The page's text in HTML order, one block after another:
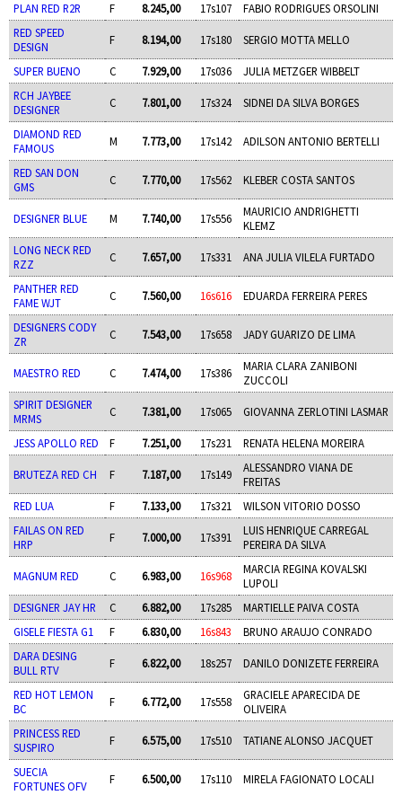
PLAN RED R2R F 8.245,00 17s107
FABIO RODRIGUES ORSOLINI
RED SPEED
DESIGN
F 8.194,00 17s180 SERGIO MOTTA MELLO
SUPER BUENO C 7.929,00 17s036
JULIA METZGER WIBBELT
RCH JAYBEE
DESIGNER
C 7.801,00 17s324 SIDNEI DA SILVA BORGES
DIAMOND RED
FAMOUS
M 7.773,00 17s142 ADILSON ANTONIO BERTELLI
RED SAN DON
GMS
C 7.770,00 17s562 KLEBER COSTA SANTOS
DESIGNER BLUE M 7.740,00 17s556
MAURICIO ANDRIGHETTI
KLEMZ
LONG NECK RED
RZZ
C 7.657,00 17s331 ANA JULIA VILELA FURTADO
PANTHER RED
FAME WJT
C 7.560,00 16s616 EDUARDA FERREIRA PERES
DESIGNERS CODY
ZR
C 7.543,00 17s658 JADY GUARIZO DE LIMA
MAESTRO RED C 7.474,00 17s386
MARIA CLARA ZANIBONI
ZUCCOLI
SPIRIT DESIGNER
MRMS
C 7.381,00 17s065 GIOVANNA ZERLOTINI LASMAR
JESS APOLLO RED F 7.251,00 17s231 RENATA HELENA MOREIRA
BRUTEZA RED CH F 7.187,00 17s149
ALESSANDRO VIANA DE
FREITAS
RED LUA
F 7.133,00 17s321
WILSON VITORIO DOSSO
FAILAS ON RED
HRP
F 7.000,00 17s391
LUIS HENRIQUE CARREGAL
PEREIRA DA SILVA
MAGNUM RED C 6.983,00 16s968
MARCIA REGINA KOVALSKI
LUPOLI
DESIGNER JAY HR
C 6.882,00 17s285
MARTIELLE PAIVA COSTA
GISELE FIESTA G1
F 6.830,00 16s843
BRUNO ARAUJO CONRADO
DARA DESING
BULL RTV
F 6.822,00 18s257 DANILO DONIZETE FERREIRA
RED HOT LEMON
BC
F 6.772,00 17s558
GRACIELE APARECIDA DE
OLIVEIRA
PRINCESS RED
SUSPIRO
F 6.575,00 17s510 TATIANE ALONSO JACQUET
SUECIA
FORTUNES OFV
F 6.500,00 17s110 MIRELA FAGIONATO LOCALI